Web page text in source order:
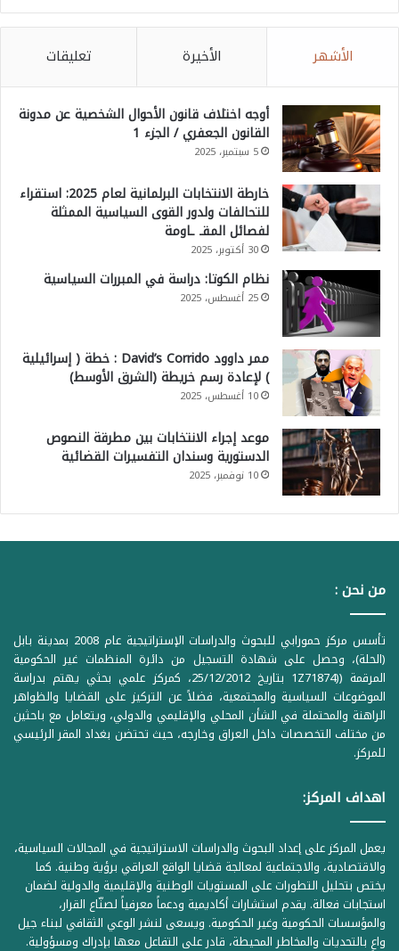
الأشهر الأخيرة تعليقات
أوجه اختلاف قانون الأحوال الشخصية عن مدونة
القانون الجعفري / الجزء 1
5 سبتمبر، 2025
خارطة الانتخابات البرلمانية لعام 2025: استقراء
للتحالفات ولدور القوى السياسية الممثلة
لفصائل المقـ ـاومة
30 أكتوبر، 2025
نظام الكوتا: دراسة في المبررات السياسية
25 أغسطس، 2025
ممر داوود David’s Corrido : خطة ( إسرائيلية
) لإعادة رسم خريطة (الشرق الأوسط)
10 أغسطس، 2025
موعد إجراء الانتخابات بين مطرقة النصوص
الدستورية وسندان التفسيرات القضائية
10 نوفمبر، 2025
من نحن :
تأسس مركز حمورابي للبحوث والدراسات الإستراتيجية عام 2008 بمدينة بابل
(الحلة)، وحصل على شهادة التسجيل من دائرة المنظمات غير الحكومية
المرقمة ((1Z71874 بتاريخ 25/12/2012، كمركز علمي بحثي يهتم بدراسة
الموضوعات السياسية والمجتمعية، فضلاً عن التركيز على القضايا والظواهر
الراهنة والمحتملة في الشأن المحلي والإقليمي والدولي، ويتعامل مع باحثين
من مختلف التخصصات داخل العراق وخارجه، حيث تحتضن بغداد المقر الرئيسي
للمركز.
اهداف المركز:
يعمل المركز على إعداد البحوث والدراسات الاستراتيجية في المجالات السياسية،
والاقتصادية، والاجتماعية لمعالجة قضايا الواقع العراقي برؤية وطنية. كما
يختص بتحليل التطورات على المستويات الوطنية والإقليمية والدولية لضمان
استجابات فعالة. يقدم استشارات أكاديمية ودعماً معرفياً لصنّاع القرار،
والمؤسسات الحكومية وغير الحكومية. ويسعى لنشر الوعي الثقافي لبناء جيل
واعٍ بالتحديات والمخاطر المحيطة، قادر على التفاعل معها بإدراك ومسؤولية.